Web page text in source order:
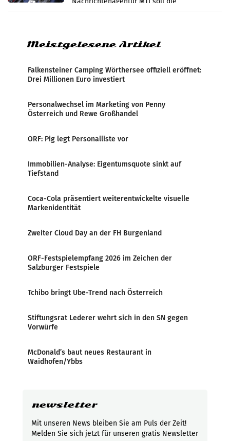
systematische Nachrichten-Manipulation und
Meistgelesene Artikel
Falkensteiner Camping Wörthersee offiziell eröffnet:
Drei Millionen Euro investiert
Personalwechsel im Marketing von Penny
Österreich und Rewe Großhandel
ORF: Pig legt Personalliste vor
Immobilien-Analyse: Eigentumsquote sinkt auf
Tiefstand
Coca-Cola präsentiert weiterentwickelte visuelle
Markenidentität
Zweiter Cloud Day an der FH Burgenland
ORF-Festspielempfang 2026 im Zeichen der
Salzburger Festspiele
Tchibo bringt Ube-Trend nach Österreich
Stiftungsrat Lederer wehrt sich in den SN gegen
Vorwürfe
McDonald’s baut neues Restaurant in
Waidhofen/Ybbs
newsletter
Mit unseren News bleiben Sie am Puls der Zeit!
Melden Sie sich jetzt für unseren gratis Newsletter